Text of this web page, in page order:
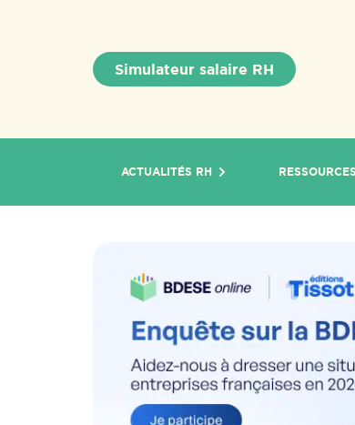
Simulateur salaire RH
ACTUALITÉS RH RESSOURCES